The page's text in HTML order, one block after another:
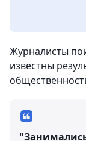
Журналисты
известны